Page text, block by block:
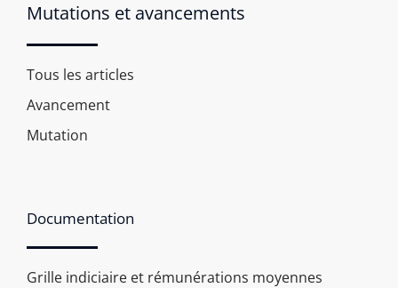
Mutations et avancements
Tous les articles
Avancement
Mutation
Documentation
Grille indiciaire et rémunérations moyennes